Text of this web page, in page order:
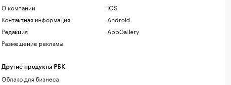
О компании
Контактная информация
Редакция
Размещение рекламы
Другие продукты РБК
Облако для бизнеса
iOS
Android
AppGallery